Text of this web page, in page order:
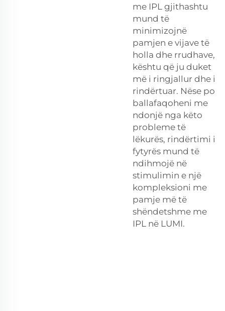
me IPL gjithashtu
mund të
minimizojnë
pamjen e vijave të
holla dhe rrudhave,
kështu që ju duket
më i ringjallur dhe i
rindërtuar. Nëse po
ballafaqoheni me
ndonjë nga këto
probleme të
lëkurës, rindërtimi i
fytyrës mund të
ndihmojë në
stimulimin e një
kompleksioni me
pamje më të
shëndetshme me
IPL në LUMI.